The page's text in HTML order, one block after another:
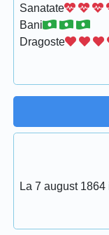
Sanatate
Bani
Dragoste
La 7 august